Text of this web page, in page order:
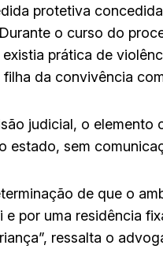
protetiva
o curso do
prática de
da convivência
judicial, o elemento
estado, sem
de que o
por uma residência
ressalta o